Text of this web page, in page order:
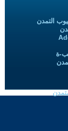
التمدن
ة